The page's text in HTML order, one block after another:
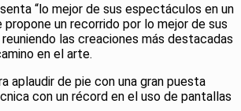
“lo mejor de sus espectáculos en un
propone un recorrido por lo mejor de sus
las creaciones más destacadas
en el arte.
aplaudir de pie con una gran puesta
con un récord en el uso de pantallas